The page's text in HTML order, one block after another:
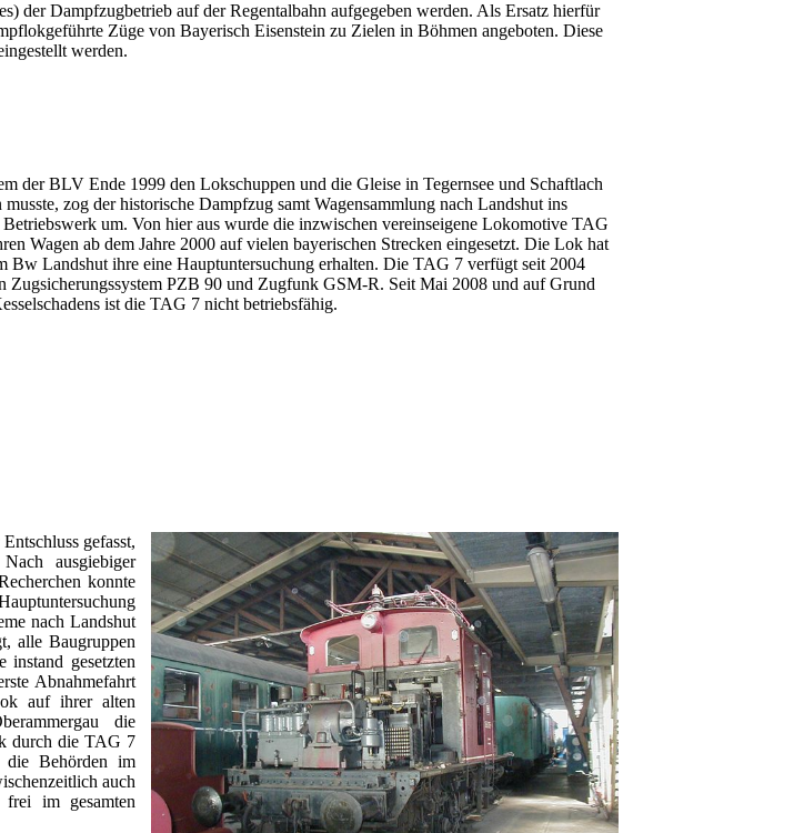
der Dampfzugbetrieb auf der Regentalbahn aufgegeben werden. Als Ersatz hierfür
Züge von Bayerisch Eisenstein zu Zielen in Böhmen angeboten. Diese
werden.
der BLV Ende 1999 den Lokschuppen und die Gleise in Tegernsee und Schaftlach
musste, zog der historische Dampfzug samt Wagensammlung nach Landshut ins
um. Von hier aus wurde die inzwischen vereinseigene Lokomotive TAG
Wagen ab dem Jahre 2000 auf vielen bayerischen Strecken eingesetzt. Die Lok hat
Bw Landshut ihre eine Hauptuntersuchung erhalten. Die TAG 7 verfügt seit 2004
Zugsicherungssystem PZB 90 und Zugfunk GSM-R. Seit Mai 2008 und auf Grund
ist die TAG 7 nicht betriebsfähig.
gefasst,
ausgiebiger
konnte
nach Landshut
alle Baugruppen
gesetzten
Abnahmefahrt
auf ihrer alten
die
durch die TAG 7
die Behörden im
auch
im gesamten